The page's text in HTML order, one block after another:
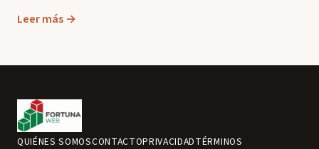
Leer más →
QUIÉNES SOMOSCONTACTOPRIVACIDADTÉRMINOS